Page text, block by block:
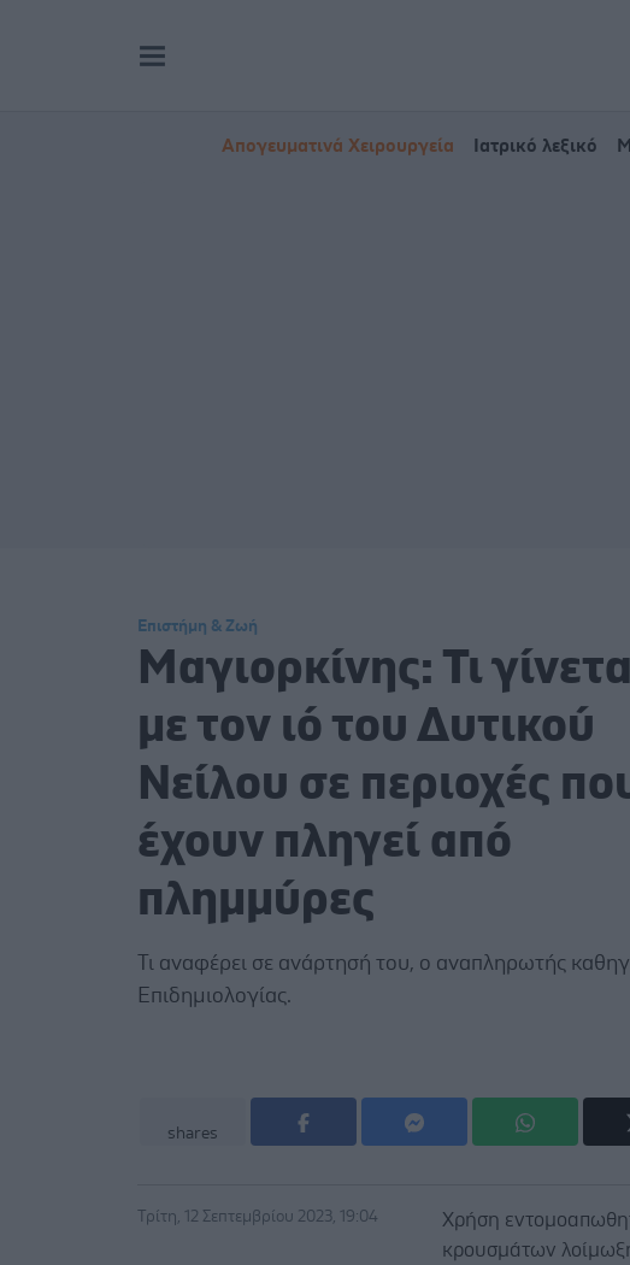
Απογευματινά Χειρουργεία Ιατρικό λεξικό
Επιστήμη & Ζωή
Μαγιορκίνης: Τι
με τον ιό του Δυτικού
Νείλου σε περιοχές
έχουν πληγεί από
πλημμύρες
Τι αναφέρει σε ανάρτησή του, ο αναπληρωτής
Επιδημιολογίας.
shares
Τρίτη, 12 Σεπτεμβρίου 2023, 19:04
Χρήση
κρουσμάτων